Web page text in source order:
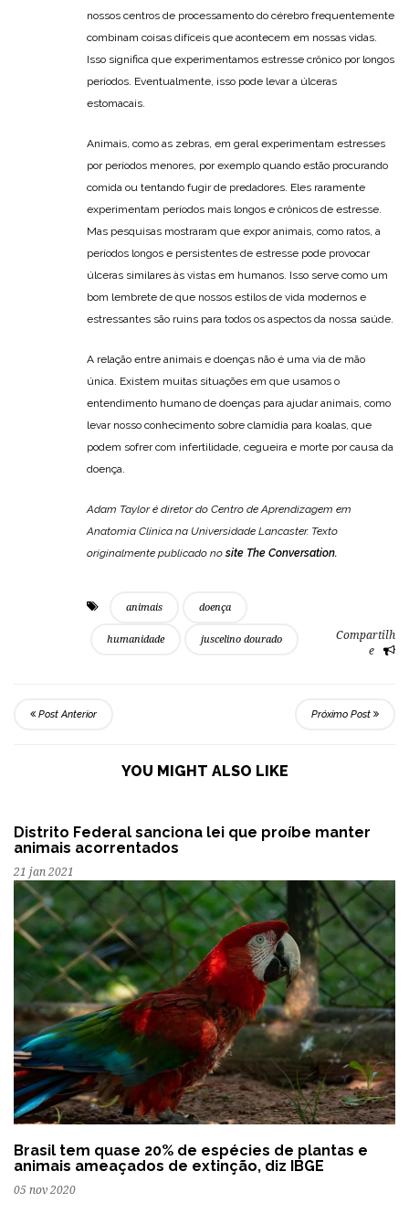
nossos centros de processamento do cérebro frequentemente
combinam coisas difíceis que acontecem em nossas vidas.
Isso significa que experimentamos estresse crônico por longos
períodos. Eventualmente, isso pode levar a úlceras
estomacais.
Animais, como as zebras, em geral experimentam estresses
por períodos menores, por exemplo quando estão procurando
comida ou tentando fugir de predadores. Eles raramente
experimentam períodos mais longos e crônicos de estresse.
Mas pesquisas mostraram que expor animais, como ratos, a
períodos longos e persistentes de estresse pode provocar
úlceras similares às vistas em humanos. Isso serve como um
bom lembrete de que nossos estilos de vida modernos e
estressantes são ruins para todos os aspectos da nossa saúde.
A relação entre animais e doenças não é uma via de mão
única. Existem muitas situações em que usamos o
entendimento humano de doenças para ajudar animais, como
levar nosso conhecimento sobre clamídia para koalas, que
podem sofrer com infertilidade, cegueira e morte por causa da
doença.
Adam Taylor é diretor do Centro de Aprendizagem em
Anatomia Clínica na Universidade Lancaster. Texto
originalmente publicado no site The Conversation.
animais doença
humanidade juscelino dourado
Compartilh
e
Post Anterior Próximo Post
YOU MIGHT ALSO LIKE
Distrito Federal sanciona lei que proíbe manter
animais acorrentados
21 jan 2021
Brasil tem quase 20% de espécies de plantas e
animais ameaçados de extinção, diz IBGE
05 nov 2020